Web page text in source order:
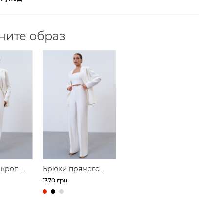
образ
Брюки прямого
кроя со стрелками
1370 грн